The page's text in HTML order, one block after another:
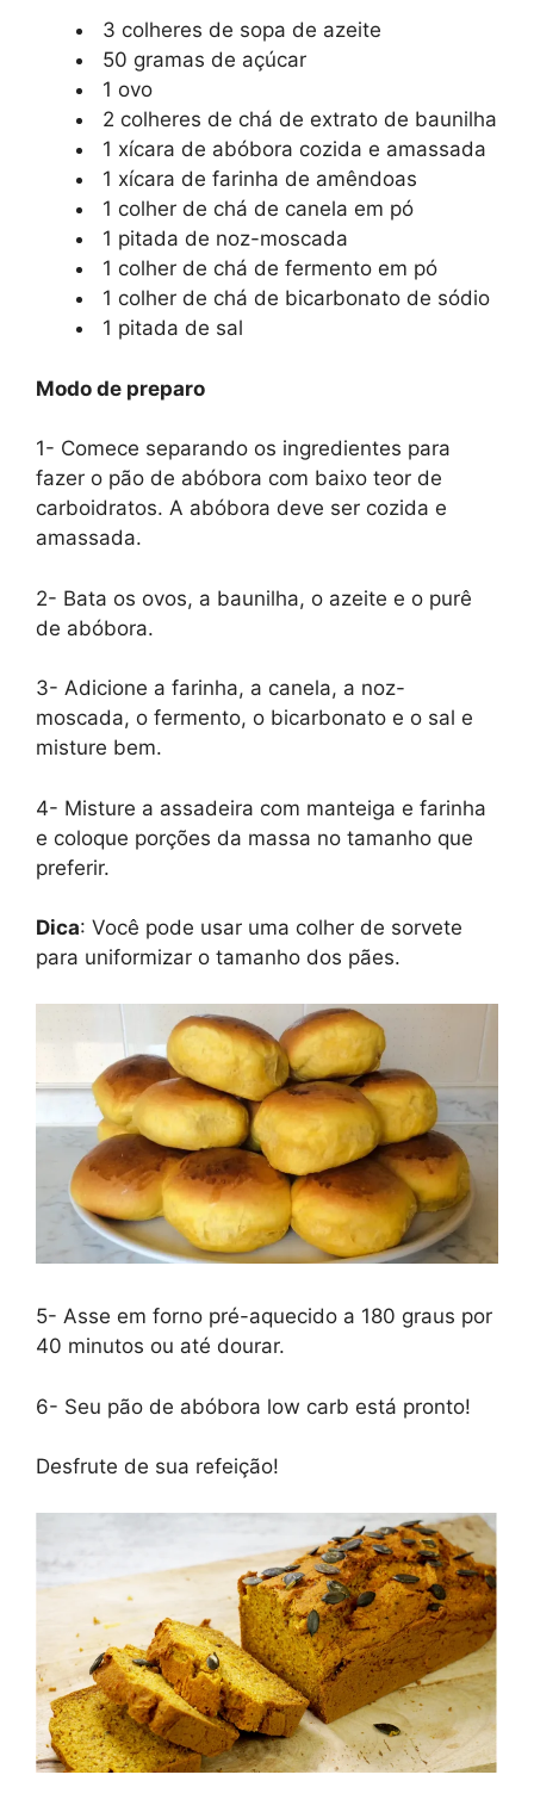
3 colheres de sopa de azeite
50 gramas de açúcar
1 ovo
2 colheres de chá de extrato de baunilha
1 xícara de abóbora cozida e amassada
1 xícara de farinha de amêndoas
1 colher de chá de canela em pó
1 pitada de noz-moscada
1 colher de chá de fermento em pó
1 colher de chá de bicarbonato de sódio
1 pitada de sal
Modo de preparo
1- Comece separando os ingredientes para
fazer o pão de abóbora com baixo teor de
carboidratos. A abóbora deve ser cozida e
amassada.
2- Bata os ovos, a baunilha, o azeite e o purê
de abóbora.
3- Adicione a farinha, a canela, a noz-
moscada, o fermento, o bicarbonato e o sal e
misture bem.
4- Misture a assadeira com manteiga e farinha
e coloque porções da massa no tamanho que
preferir.
Dica: Você pode usar uma colher de sorvete
para uniformizar o tamanho dos pães.
5- Asse em forno pré-aquecido a 180 graus por
40 minutos ou até dourar.
6- Seu pão de abóbora low carb está pronto!
Desfrute de sua refeição!